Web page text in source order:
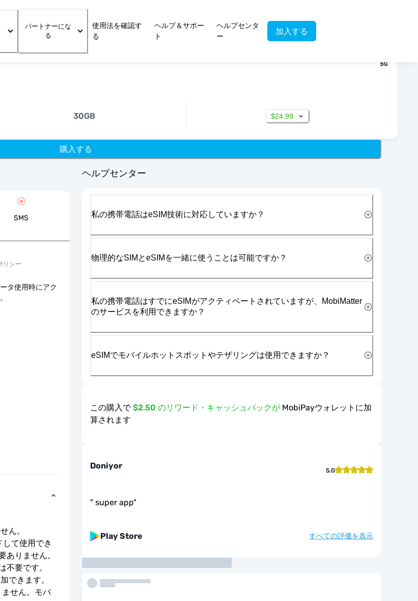
パートナーにな
る
使用法を確認す
る
ヘルプ＆サポー
ト
ヘルプセンタ
ー
加入する
30GB $24.99
購入する
SMS
リシー
タ使用時にアク
ん。
て使用でき
ありません。
不要です。
できます。
せん。モバ
ヘルプセンター
私の携帯電話はeSIM技術に対応していますか？
物理的なSIMとeSIMを一緒に使うことは可能ですか？
私の携帯電話はすでにeSIMがアクティベートされていますが、MobiMatter
のサービスを利用できますか？
eSIMでモバイルホットスポットやテザリングは使用できますか？
この購入で $2.50 のリワード・キャッシュバックが MobiPayウォレットに加
算されます
Doniyor 5.0
" super app"
Play Store すべての評価を表示